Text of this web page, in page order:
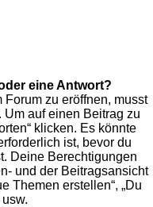
eine Antwort?
zu eröffnen, musst
Um auf einen Beitrag zu
klicken. Es könnte
ist, bevor du
Deine Berechtigungen
und der Beitragsansicht
Themen erstellen“, „Du